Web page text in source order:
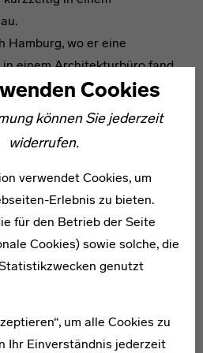
Cookies
können Sie jederzeit
widerrufen.
verwendet Cookies, um
Erlebnis zu bieten.
für den Betrieb der Seite
Cookies) sowie solche, die
genutzt
um alle Cookies zu
Ihr Einverständnis jederzeit
Hamburg, wo er eine
einem Architekturbüro fand,
der angespannten
verlor. Auf Empfehlung von
Corbusier ihn 1931 in seinem
Als Ausländer – Feininger
– wurde ihm jedoch
entzogen. Im Juli 1933 ging er
wenig später die
Hägg. Beide hatten sich am
gelernt, wo Wysse
Auch in Stockholm gelang
seinen Fotografien